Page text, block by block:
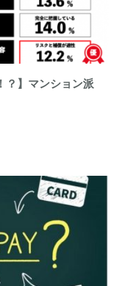
？】マンション派